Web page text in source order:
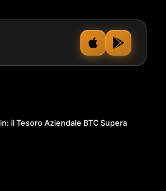
il Tesoro Aziendale BTC Supera